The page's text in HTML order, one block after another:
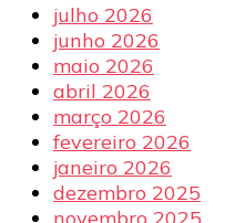
julho 2026
junho 2026
maio 2026
abril 2026
março 2026
fevereiro 2026
janeiro 2026
dezembro 2025
novembro 2025